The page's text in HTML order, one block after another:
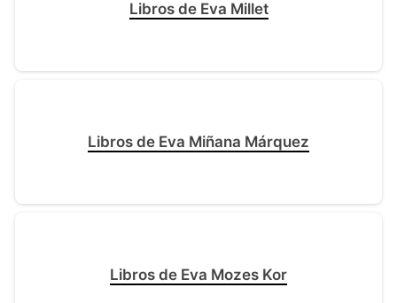
Libros de Eva Millet
Libros de Eva Miñana Márquez
Libros de Eva Mozes Kor